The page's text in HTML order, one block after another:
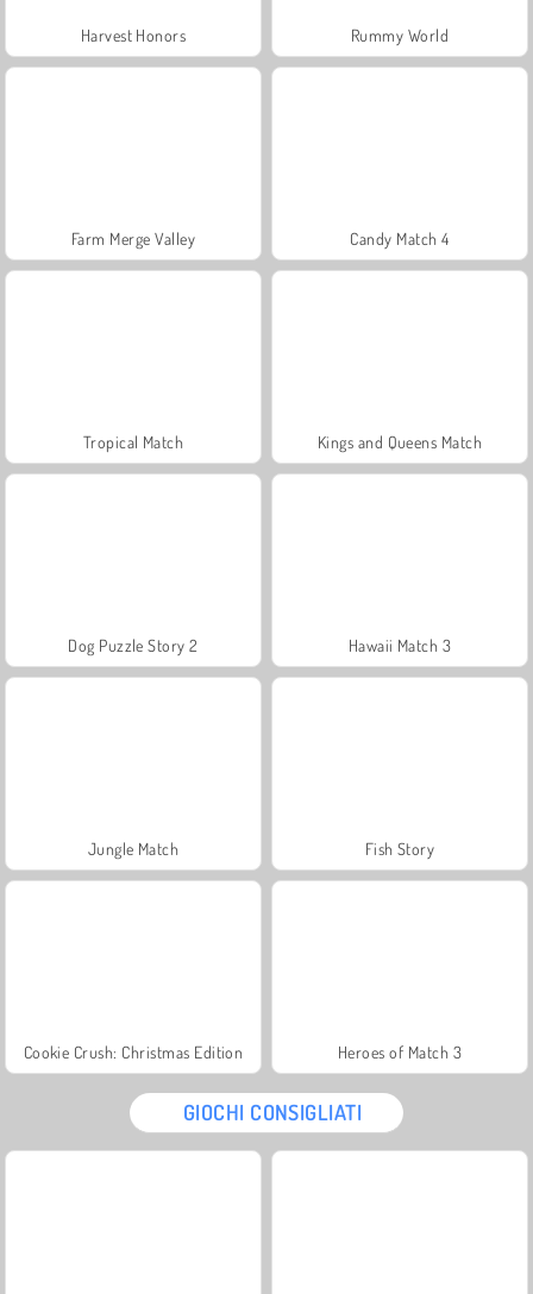
Harvest Honors Rummy World
Farm Merge Valley Candy Match 4
Tropical Match Kings and Queens Match
Dog Puzzle Story 2 Hawaii Match 3
Jungle Match Fish Story
Cookie Crush: Christmas Edition Heroes of Match 3
GIOCHI CONSIGLIATI